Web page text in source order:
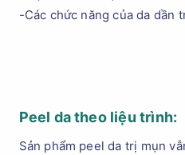
-Các chức năng của da dần
Peel da theo liệu trình:
Sản phẩm peel da trị mụn